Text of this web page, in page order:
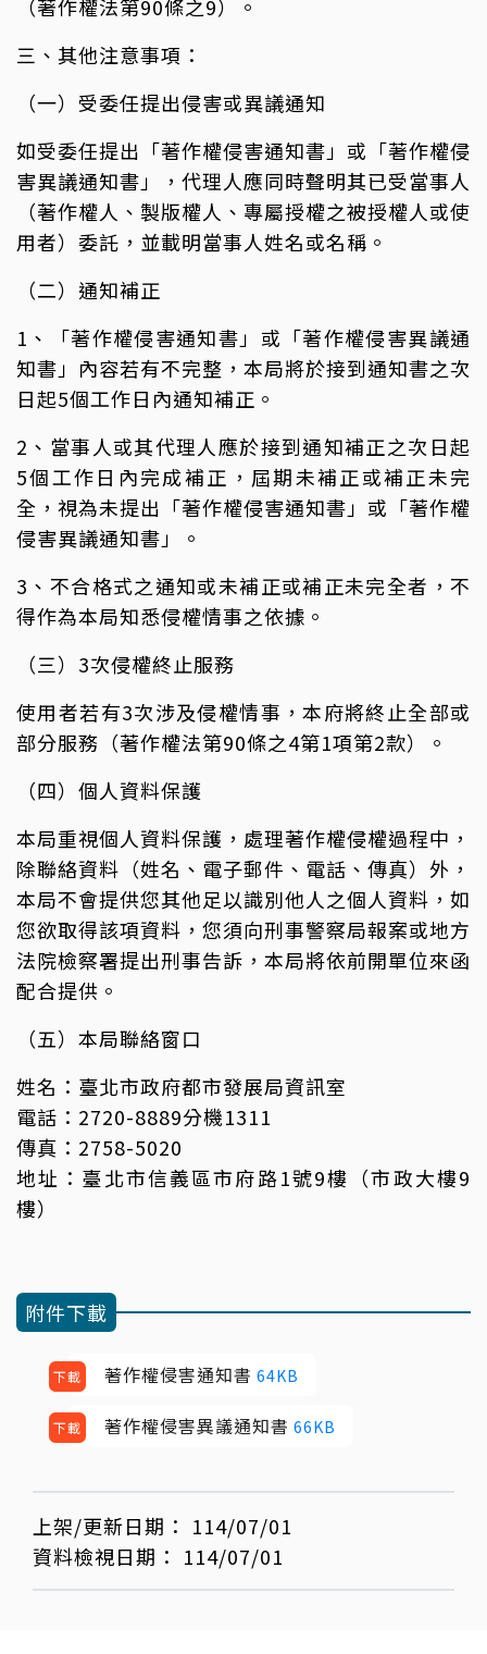
（著作權法第90條之9）。
三、其他注意事項：
（一）受委任提出侵害或異議通知
如受委任提出「著作權侵害通知書」或「著作權侵
害異議通知書」，代理人應同時聲明其已受當事人
（著作權人、製版權人、專屬授權之被授權人或使
用者）委託，並載明當事人姓名或名稱。
（二）通知補正
1、「著作權侵害通知書」或「著作權侵害異議通
知書」內容若有不完整，本局將於接到通知書之次
日起5個工作日內通知補正。
2、當事人或其代理人應於接到通知補正之次日起
5個工作日內完成補正，屆期未補正或補正未完
全，視為未提出「著作權侵害通知書」或「著作權
侵害異議通知書」。
3、不合格式之通知或未補正或補正未完全者，不
得作為本局知悉侵權情事之依據。
（三）3次侵權終止服務
使用者若有3次涉及侵權情事，本府將終止全部或
部分服務（著作權法第90條之4第1項第2款）。
（四）個人資料保護
本局重視個人資料保護，處理著作權侵權過程中，
除聯絡資料（姓名、電子郵件、電話、傳真）外，
本局不會提供您其他足以識別他人之個人資料，如
您欲取得該項資料，您須向刑事警察局報案或地方
法院檢察署提出刑事告訴，本局將依前開單位來函
配合提供。
（五）本局聯絡窗口
姓名：臺北市政府都市發展局資訊室
電話：2720-8889分機1311
傳真：2758-5020
地址：臺北市信義區市府路1號9樓（市政大樓9
樓）
附件下載
下載 著作權侵害通知書 64KB
下載 著作權侵害異議通知書 66KB
上架/更新日期： 114/07/01
資料檢視日期： 114/07/01